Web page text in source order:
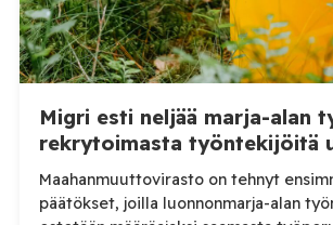
Migri esti neljää marja-alan
rekrytoimasta työntekijöitä
Maahanmuuttovirasto on tehnyt
päätökset, joilla luonnonmarja-alan